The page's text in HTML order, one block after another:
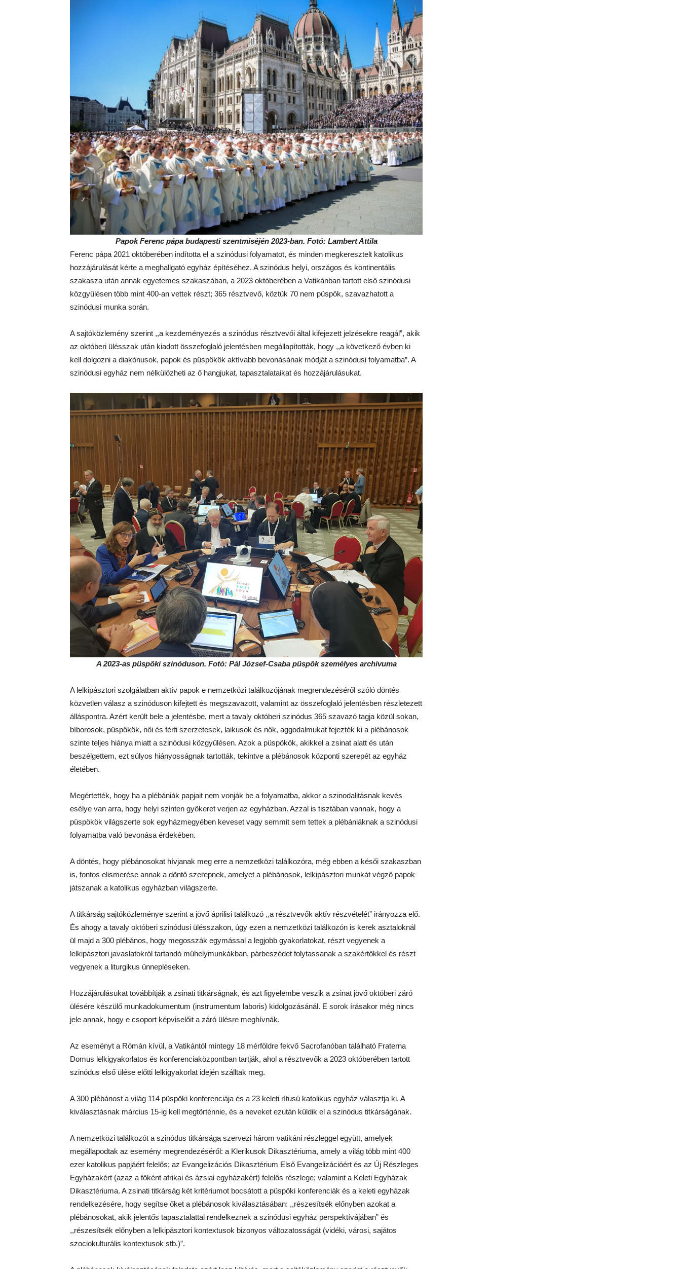
Papok Ferenc pápa budapesti szentmiséjén 2023-ban. Fotó: Lambert Attila
Ferenc pápa 2021 októberében indította el a szinódusi folyamatot, és minden megkeresztelt katolikus
hozzájárulását kérte a meghallgató egyház építéséhez. A szinódus helyi, országos és kontinentális
szakasza után annak egyetemes szakaszában, a 2023 októberében a Vatikánban tartott első szinódusi
közgyűlésen több mint 400-an vettek részt; 365 résztvevő, köztük 70 nem püspök, szavazhatott a
szinódusi munka során.
A sajtóközlemény szerint ,,a kezdeményezés a szinódus résztvevői által kifejezett jelzésekre reagál”, akik
az októberi ülésszak után kiadott összefoglaló jelentésben megállapították, hogy ,,a következő évben ki
kell dolgozni a diakónusok, papok és püspökök aktívabb bevonásának módját a szinódusi folyamatba”. A
szinódusi egyház nem nélkülözheti az ő hangjukat, tapasztalataikat és hozzájárulásukat.
A 2023-as püspöki szinóduson. Fotó: Pál József-Csaba püspök személyes archívuma
A lelkipásztori szolgálatban aktív papok e nemzetközi találkozójának megrendezéséről szóló döntés
közvetlen válasz a szinóduson kifejtett és megszavazott, valamint az összefoglaló jelentésben részletezett
álláspontra. Azért került bele a jelentésbe, mert a tavaly októberi szinódus 365 szavazó tagja közül sokan,
bíborosok, püspökök, női és férfi szerzetesek, laikusok és nők, aggodalmukat fejezték ki a plébánosok
szinte teljes hiánya miatt a szinódusi közgyűlésen. Azok a püspökök, akikkel a zsinat alatt és után
beszélgettem, ezt súlyos hiányosságnak tartották, tekintve a plébánosok központi szerepét az egyház
életében.
Megértették, hogy ha a plébániák papjait nem vonják be a folyamatba, akkor a szinodalitásnak kevés
esélye van arra, hogy helyi szinten gyökeret verjen az egyházban. Azzal is tisztában vannak, hogy a
püspökök világszerte sok egyházmegyében keveset vagy semmit sem tettek a plébániáknak a szinódusi
folyamatba való bevonása érdekében.
A döntés, hogy plébánosokat hívjanak meg erre a nemzetközi találkozóra, még ebben a késői szakaszban
is, fontos elismerése annak a döntő szerepnek, amelyet a plébánosok, lelkipásztori munkát végző papok
játszanak a katolikus egyházban világszerte.
A titkárság sajtóközleménye szerint a jövő áprilisi találkozó ,,a résztvevők aktív részvételét” irányozza elő.
És ahogy a tavaly októberi szinódusi ülésszakon, úgy ezen a nemzetközi találkozón is kerek asztaloknál
ül majd a 300 plébános, hogy megosszák egymással a legjobb gyakorlatokat, részt vegyenek a
lelkipásztori javaslatokról tartandó műhelymunkákban, párbeszédet folytassanak a szakértőkkel és részt
vegyenek a liturgikus ünnepléseken.
Hozzájárulásukat továbbítják a zsinati titkárságnak, és azt figyelembe veszik a zsinat jövő októberi záró
ülésére készülő munkadokumentum (instrumentum laboris) kidolgozásánál. E sorok írásakor még nincs
jele annak, hogy e csoport képviselőit a záró ülésre meghívnák.
Az eseményt a Rómán kívül, a Vatikántól mintegy 18 mérföldre fekvő Sacrofanóban található Fraterna
Domus lelkigyakorlatos és konferenciaközpontban tartják, ahol a résztvevők a 2023 októberében tartott
szinódus első ülése előtti lelkigyakorlat idején szálltak meg.
A 300 plébánost a világ 114 püspöki konferenciája és a 23 keleti rítusú katolikus egyház választja ki. A
kiválasztásnak március 15-ig kell megtörténnie, és a neveket ezután küldik el a szinódus titkárságának.
A nemzetközi találkozót a szinódus titkársága szervezi három vatikáni részleggel együtt, amelyek
megállapodtak az esemény megrendezéséről: a Klerikusok Dikasztériuma, amely a világ több mint 400
ezer katolikus papjáért felelős; az Evangelizációs Dikasztérium Első Evangelizációért és az Új Részleges
Egyházakért (azaz a főként afrikai és ázsiai egyházakért) felelős részlege; valamint a Keleti Egyházak
Dikasztériuma. A zsinati titkárság két kritériumot bocsátott a püspöki konferenciák és a keleti egyházak
rendelkezésére, hogy segítse őket a plébánosok kiválasztásában: ,,részesítsék előnyben azokat a
plébánosokat, akik jelentős tapasztalattal rendelkeznek a szinódusi egyház perspektívájában” és
,,részesítsék előnyben a lelkipásztori kontextusok bizonyos változatosságát (vidéki, városi, sajátos
szociokulturális kontextusok stb.)”.